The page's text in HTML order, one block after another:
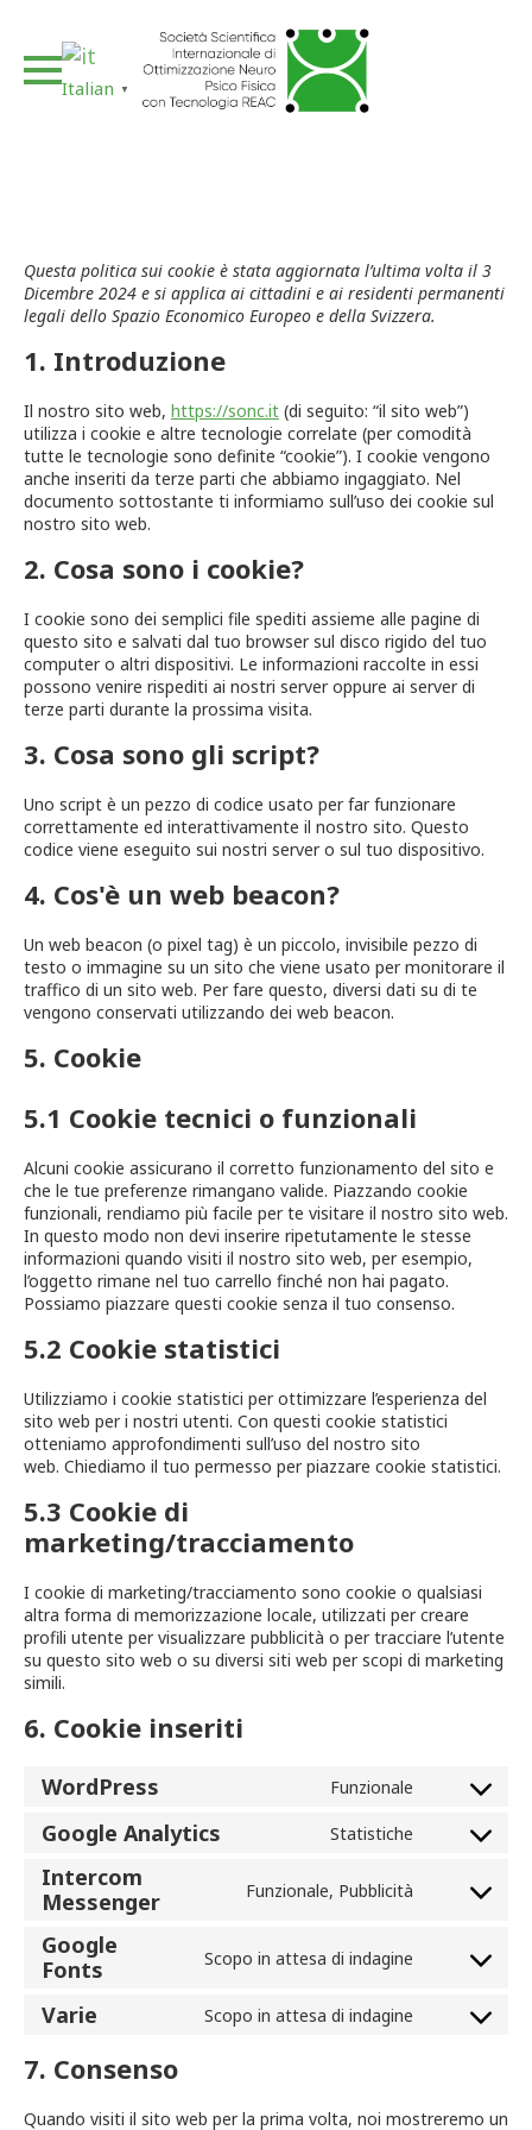
Italian ▼
Questa politica sui cookie è stata aggiornata l’ultima volta il 3
Dicembre 2024 e si applica ai cittadini e ai residenti permanenti
legali dello Spazio Economico Europeo e della Svizzera.
1. Introduzione
Il nostro sito web, https://sonc.it (di seguito: “il sito web”)
utilizza i cookie e altre tecnologie correlate (per comodità
tutte le tecnologie sono definite “cookie”). I cookie vengono
anche inseriti da terze parti che abbiamo ingaggiato. Nel
documento sottostante ti informiamo sull’uso dei cookie sul
nostro sito web.
2. Cosa sono i cookie?
I cookie sono dei semplici file spediti assieme alle pagine di
questo sito e salvati dal tuo browser sul disco rigido del tuo
computer o altri dispositivi. Le informazioni raccolte in essi
possono venire rispediti ai nostri server oppure ai server di
terze parti durante la prossima visita.
3. Cosa sono gli script?
Uno script è un pezzo di codice usato per far funzionare
correttamente ed interattivamente il nostro sito. Questo
codice viene eseguito sui nostri server o sul tuo dispositivo.
4. Cos'è un web beacon?
Un web beacon (o pixel tag) è un piccolo, invisibile pezzo di
testo o immagine su un sito che viene usato per monitorare il
traffico di un sito web. Per fare questo, diversi dati su di te
vengono conservati utilizzando dei web beacon.
5. Cookie
5.1 Cookie tecnici o funzionali
Alcuni cookie assicurano il corretto funzionamento del sito e
che le tue preferenze rimangano valide. Piazzando cookie
funzionali, rendiamo più facile per te visitare il nostro sito web.
In questo modo non devi inserire ripetutamente le stesse
informazioni quando visiti il nostro sito web, per esempio,
l’oggetto rimane nel tuo carrello finché non hai pagato.
Possiamo piazzare questi cookie senza il tuo consenso.
5.2 Cookie statistici
Utilizziamo i cookie statistici per ottimizzare l’esperienza del
sito web per i nostri utenti. Con questi cookie statistici
otteniamo approfondimenti sull’uso del nostro sito
web. Chiediamo il tuo permesso per piazzare cookie statistici.
5.3 Cookie di
marketing/tracciamento
I cookie di marketing/tracciamento sono cookie o qualsiasi
altra forma di memorizzazione locale, utilizzati per creare
profili utente per visualizzare pubblicità o per tracciare l’utente
su questo sito web o su diversi siti web per scopi di marketing
simili.
6. Cookie inseriti
WordPress Funzionale
Consent
service
Google Analytics Statistiche
Consent
service
Intercom
Messenger
Funzionale, Pubblicità
Consent
intercom-
Google
Fonts
Scopo in attesa di indagine
Consent
service
Varie Scopo in attesa di indagine
Consent
7. Consenso
Quando visiti il sito web per la prima volta, noi mostreremo un